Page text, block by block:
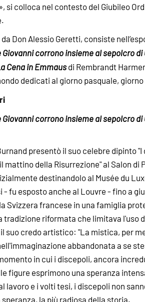
si colloca nel contesto del Giubileo
Don Alessio Geretti, consiste
Giovanni corrono insieme al sepolcro
Cena in Emmausdi Rembrandt
dedicati al giorno pasquale,
Giovanni corrono insieme al sepolcro
presentò il suo celebre dipinto
mattino della Risurrezione" al Salon
destinandolo al Musée du
fu esposto anche al Louvre - fino a
Svizzera francese in una famiglia
tradizione riformata che limitava l'uso
suo credo artistico: "La mistica, per
abbandonata a se
in cui i discepoli, ancora
figure esprimono una speranza
lavoro e i volti tesi, i discepoli non
speranza, la più radiosa della storia.